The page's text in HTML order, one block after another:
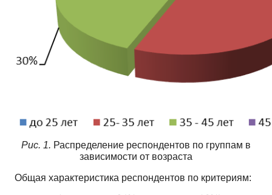
Рис. 1. Распределение респондентов по группам в
зависимости от возраста
Общая характеристика респондентов по критериям: